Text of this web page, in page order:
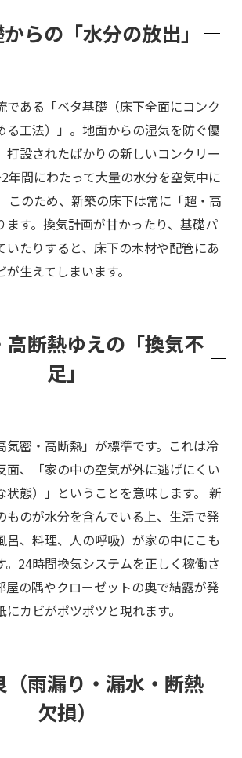
らの「水分の放出」
である「ベタ基礎（床下全面にコンク
る工法）」。地面からの湿気を防ぐ優
打設されたばかりの新しいコンクリー
年間にわたって大量の水分を空気中に
このため、新築の床下は常に「超・高
ます。換気計画が甘かったり、基礎パ
いたりすると、床下の木材や配管にあ
生えてしまいます。
高断熱ゆえの「換気不
足」
気密・高断熱」が標準です。これは冷
面、「家の中の空気が外に逃げにくい
状態）」ということを意味します。 新
ものが水分を含んでいる上、生活で発
呂、料理、人の呼吸）が家の中にこも
。24時間換気システムを正しく稼働さ
屋の隅やクローゼットの奥で結露が発
カビがポツポツと現れます。
（雨漏り・漏水・断熱
欠損）